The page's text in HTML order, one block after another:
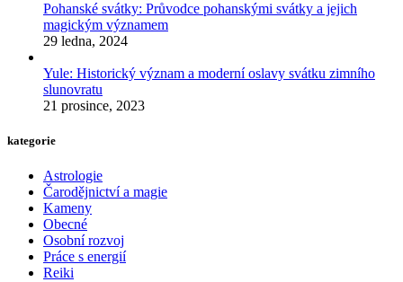
Pohanské svátky: Průvodce pohanskými svátky a jejich
magickým významem
29 ledna, 2024
Yule: Historický význam a moderní oslavy svátku zimního
slunovratu
21 prosince, 2023
kategorie
Astrologie
Čarodějnictví a magie
Kameny
Obecné
Osobní rozvoj
Práce s energií
Reiki